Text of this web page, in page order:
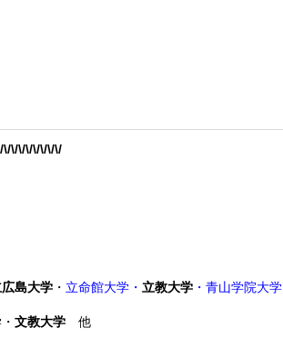
\/\/\/\/\/\/\/\/
島大学 ・ 立命館大学・ 立教大学 ・青山学院大学
文教大学 他